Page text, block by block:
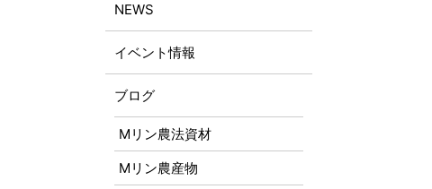
NEWS
イベント情報
ブログ
Mリン農法資材
Mリン農産物